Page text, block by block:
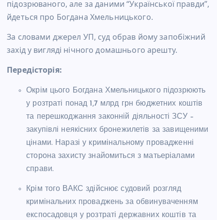
підозрюваного, але за даними “Української правди”,
йдеться про Богдана Хмельницького.
За словами джерел УП, суд обрав йому запобіжний
захід у вигляді нічного домашнього арешту.
Передісторія:
Окрім цього Богдана Хмельницького підозрюють
у розтраті понад 1,7 млрд грн бюджетних коштів
та перешкоджання законній діяльності ЗСУ –
закупівлі неякісних бронежилетів за завищеними
цінами. Наразі у кримінальному провадженні
сторона захисту знайомиться з матьеріалами
справи.
Крім того ВАКС здійснює судовий розгляд
кримінальних проваджень за обвинуваченням
експосадовця у розтраті державних коштів та